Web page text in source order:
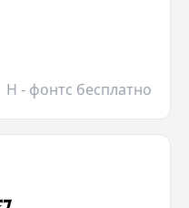
H - фонтс бесплатно